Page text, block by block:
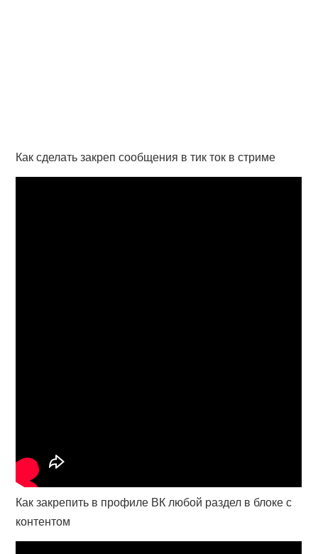
Как сделать закреп сообщения в тик ток в стриме
Как закрепить в профиле ВК любой раздел в блоке с
контентом